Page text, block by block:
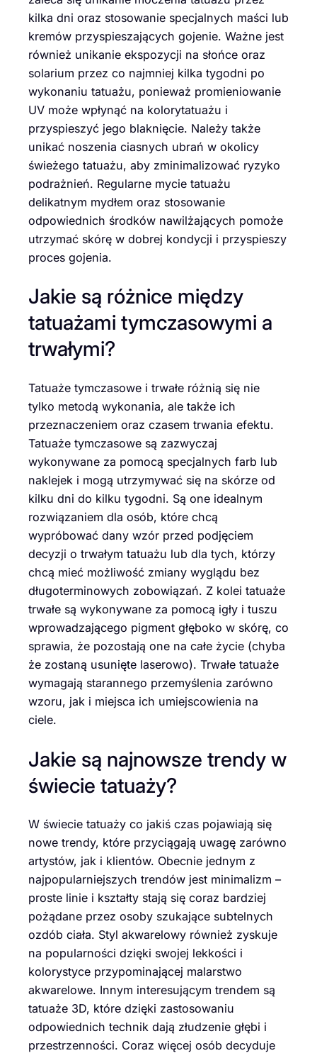
kilka dni oraz stosowanie specjalnych maści lub
kremów przyspieszających gojenie. Ważne jest
również unikanie ekspozycji na słońce oraz
solarium przez co najmniej kilka tygodni po
wykonaniu tatuażu, ponieważ promieniowanie
UV może wpłynąć na kolorytatuażu i
przyspieszyć jego blaknięcie. Należy także
unikać noszenia ciasnych ubrań w okolicy
świeżego tatuażu, aby zminimalizować ryzyko
podrażnień. Regularne mycie tatuażu
delikatnym mydłem oraz stosowanie
odpowiednich środków nawilżających pomoże
utrzymać skórę w dobrej kondycji i przyspieszy
proces gojenia.
Jakie są różnice między
tatuażami tymczasowymi a
trwałymi?
Tatuaże tymczasowe i trwałe różnią się nie
tylko metodą wykonania, ale także ich
przeznaczeniem oraz czasem trwania efektu.
Tatuaże tymczasowe są zazwyczaj
wykonywane za pomocą specjalnych farb lub
naklejek i mogą utrzymywać się na skórze od
kilku dni do kilku tygodni. Są one idealnym
rozwiązaniem dla osób, które chcą
wypróbować dany wzór przed podjęciem
decyzji o trwałym tatuażu lub dla tych, którzy
chcą mieć możliwość zmiany wyglądu bez
długoterminowych zobowiązań. Z kolei tatuaże
trwałe są wykonywane za pomocą igły i tuszu
wprowadzającego pigment głęboko w skórę, co
sprawia, że pozostają one na całe życie (chyba
że zostaną usunięte laserowo). Trwałe tatuaże
wymagają starannego przemyślenia zarówno
wzoru, jak i miejsca ich umiejscowienia na
ciele.
Jakie są najnowsze trendy w
świecie tatuaży?
W świecie tatuaży co jakiś czas pojawiają się
nowe trendy, które przyciągają uwagę zarówno
artystów, jak i klientów. Obecnie jednym z
najpopularniejszych trendów jest minimalizm –
proste linie i kształty stają się coraz bardziej
pożądane przez osoby szukające subtelnych
ozdób ciała. Styl akwarelowy również zyskuje
na popularności dzięki swojej lekkości i
kolorystyce przypominającej malarstwo
akwarelowe. Innym interesującym trendem są
tatuaże 3D, które dzięki zastosowaniu
odpowiednich technik dają złudzenie głębi i
przestrzenności. Coraz więcej osób decyduje